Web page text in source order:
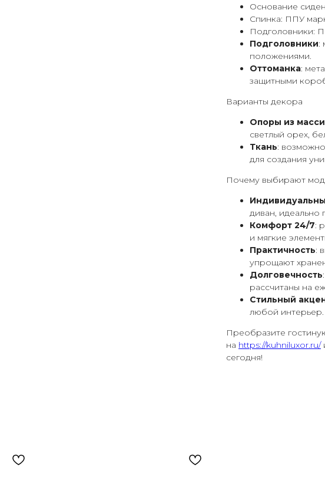
Основание
Спинка: ППУ
Подголовники:
Подголовники:
положениями.
Оттоманка:
защитными
Варианты декора
Опоры из
светлый орех,
Ткань:
для создания
Почему выбирают
диван,
Комфорт 24/7:
и мягкие
Практичность:
упрощают
Долговечность
рассчитаны на
Стильный
любой интерьер.
Преобразите
на https://kuhniluxor.ru/
сегодня!